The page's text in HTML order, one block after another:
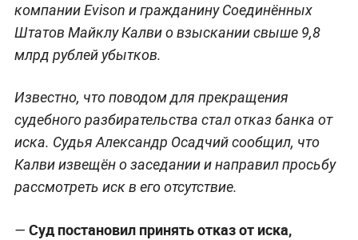
компании Evison и гражданину Соединённых
Штатов Майклу Калви о взыскании свыше 9,8
млрд рублей убытков.
Известно, что поводом для прекращения
судебного разбирательства стал отказ банка от
иска. Судья Александр Осадчий сообщил, что
Калви извещён о заседании и направил просьбу
рассмотреть иск в его отсутствие.
— Суд постановил принять отказ от иска,